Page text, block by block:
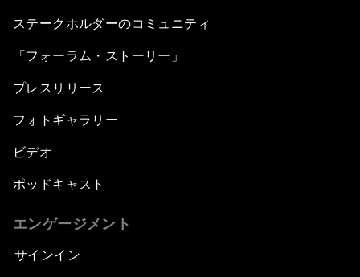
ステークホルダーのコミュニティ
「フォーラム・ストーリー」
プレスリリース
フォトギャラリー
ビデオ
ポッドキャスト
エンゲージメント
サインイン